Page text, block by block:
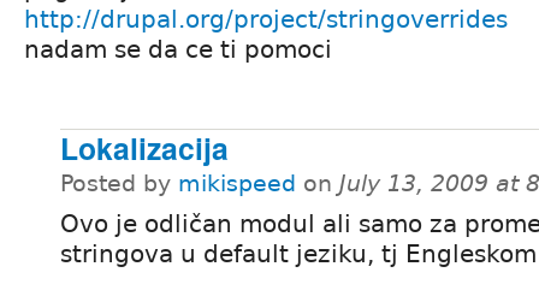
http://drupal.org/project/stringoverrides
nadam se da ce ti pomoci
Lokalizacija
Posted by mikispeed on July 13, 2009 at
Ovo je odličan modul ali samo za
stringova u default jeziku, tj